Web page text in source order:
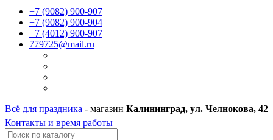
+7 (9082) 900-907
+7 (9082) 900-904
+7 (4012) 900-907
779725@mail.ru
Всё для праздника - магазин Калининград, ул. Челнокова, 42
Контакты и время работы